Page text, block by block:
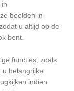
beelden in
u altijd op de
bent.
functies, zoals
u belangrijke
indien